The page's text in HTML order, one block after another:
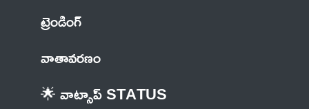
ట్రెండింగ్
వాతావరణం
🌟 వాట్సాప్ STATUS